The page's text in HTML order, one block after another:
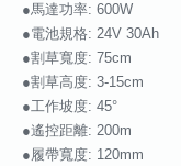
●馬達功率: 600W
●電池規格: 24V 30Ah
●割草寬度: 75cm
●割草高度: 3-15cm
●工作坡度: 45°
●遙控距離: 200m
●履帶寬度: 120mm